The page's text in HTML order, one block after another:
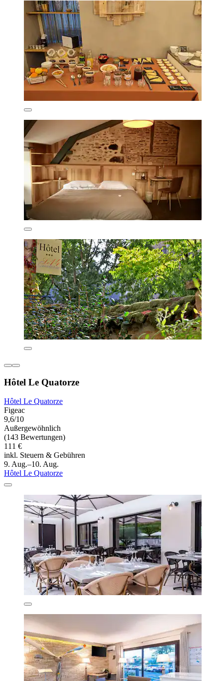
Hôtel Le Quatorze
Hôtel Le Quatorze
Figeac
9,6/10
Außergewöhnlich
(143 Bewertungen)
111 €
inkl. Steuern & Gebühren
9. Aug.–10. Aug.
Hôtel Le Quatorze